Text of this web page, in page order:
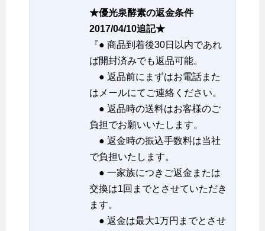
★優光泉酵素の返金条件
2017/04/10追記★
『● 商品到着後30日以内であれ
ば開封済みでも返品可能。
● 返品前にまずはお電話また
はメールにてご連絡ください。
● 返品時の送料はお客様のご
負担でお願いいたします。
● 返金時の振込手数料は当社
で負担いたします。
● 一家族につきご返金または
交換は1回までとさせていただき
ます。
● 返金は最大1万円までとさせ